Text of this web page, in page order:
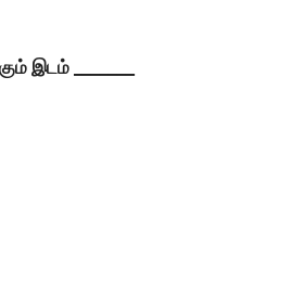
இடம் _______